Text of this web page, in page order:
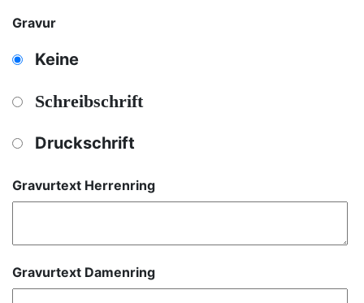
Gravur
Keine
Schreibschrift
Druckschrift
Gravurtext Herrenring
Gravurtext Damenring